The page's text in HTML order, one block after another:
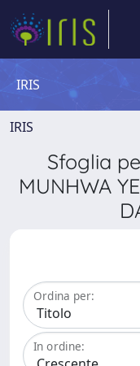
IRIS
IRIS
Sfoglia
MUNHWA
Ordina per:
In ordine: